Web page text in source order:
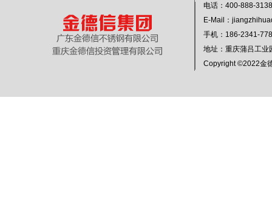
电话：400-888-
E-Mail：
手机：186-2341-
地址：重庆蒲吕工业
Copyright ©2022金